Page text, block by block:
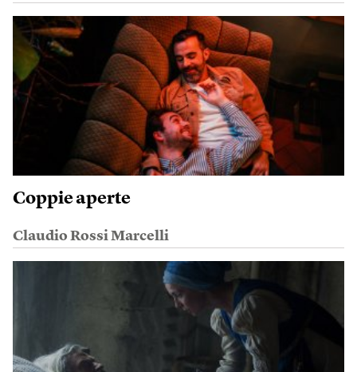
Coppie aperte
Claudio Rossi Marcelli